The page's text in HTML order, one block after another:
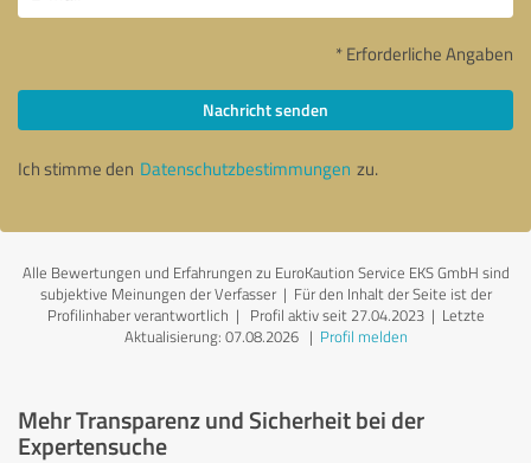
* Erforderliche Angaben
Nachricht senden
Ich stimme den Datenschutzbestimmungen zu.
Alle Bewertungen und Erfahrungen zu EuroKaution Service EKS GmbH sind
subjektive Meinungen der Verfasser | Für den Inhalt der Seite ist der
Profilinhaber verantwortlich | Profil aktiv seit 27.04.2023 | Letzte
Aktualisierung: 07.08.2026| Profil melden
Mehr Transparenz und Sicherheit bei der
Expertensuche